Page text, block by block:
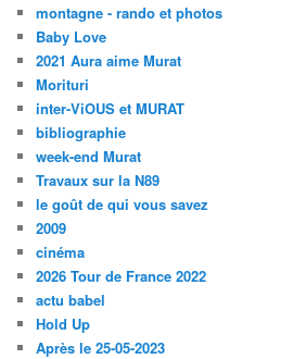
montagne - rando et photos
Baby Love
2021 Aura aime Murat
Morituri
inter-ViOUS et MURAT
bibliographie
week-end Murat
Travaux sur la N89
le goût de qui vous savez
2009
cinéma
2026 Tour de France 2022
actu babel
Hold Up
Après le 25-05-2023